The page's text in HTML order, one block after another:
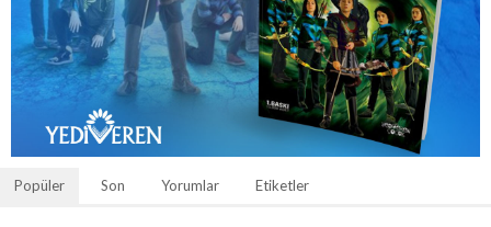
Popüler Son Yorumlar Etiketler